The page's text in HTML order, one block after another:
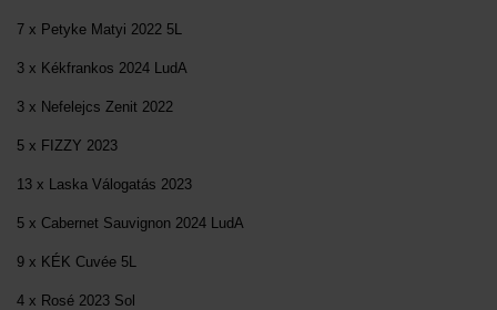
7 x Petyke Matyi 2022 5L
3 x Kékfrankos 2024 LudA
3 x Nefelejcs Zenit 2022
5 x FIZZY 2023
13 x Laska Válogatás 2023
5 x Cabernet Sauvignon 2024 LudA
9 x KÉK Cuvée 5L
4 x Rosé 2023 Sol